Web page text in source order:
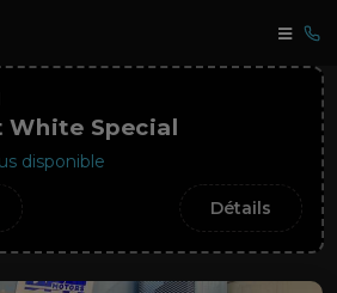
White Special
disponible
Détails